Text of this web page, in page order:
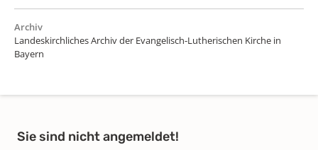
Archiv
Landeskirchliches Archiv der Evangelisch-Lutherischen Kirche in
Bayern
Sie sind nicht angemeldet!